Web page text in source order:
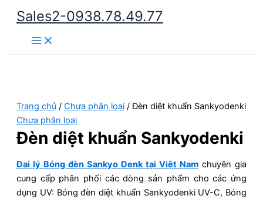
Nhảy
dung
Sales2-0938.78.49.77
Main
Menu
Trang chủ / Chưa phân loại / Đèn diệt khuẩn Sankyodenki
Chưa phân loại
Đèn diệt khuẩn Sankyodenki
Đại lý Bóng đèn Sankyo Denk tại Việt Nam chuyên gia
cung cấp phân phối các dòng sản phẩm cho các ứng
dụng UV: Bóng đèn diệt khuẩn Sankyodenki UV-C, Bóng